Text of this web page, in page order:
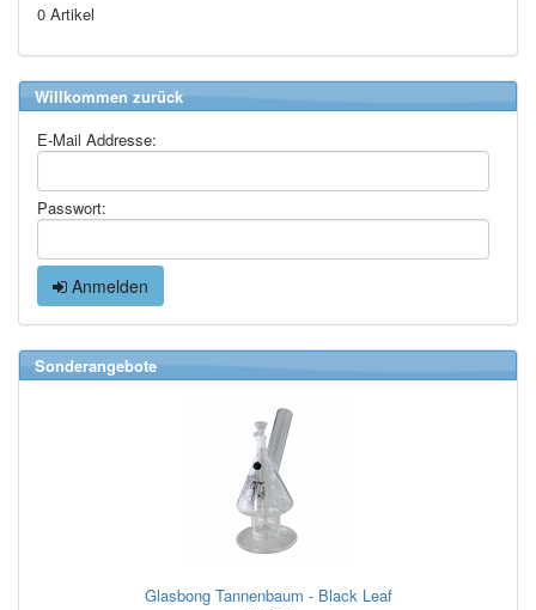
0 Artikel
Willkommen zurück
E-Mail Addresse:
Passwort:
Anmelden
Sonderangebote
Glasbong Tannenbaum - Black Leaf